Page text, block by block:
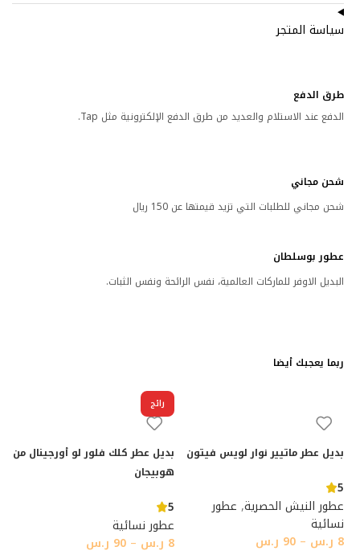
سياسة المتجر
طرق الدفع
الدفع عند الاستلام والعديد من طرق الدفع الإلكترونية مثل Tap.
شحن مجاني
شحن مجاني للطلبات التي تزيد قيمتها عن 150 ريال
عطور بوسلطان
البديل الاوفر للماركات العالمية، نفس الرائحة ونفس الثبات.
ربما يعجبك أيضا
بديل عطر ماتيير نوار لويس فيتون
5
عطور النيش الحصرية, عطور
نسائية
8 ر.س –
90 ر.س
رائج
بديل عطر كلك فلور لو أورجينال من
هوبيجان
5
عطور نسائية
8 ر.س –
90 ر.س